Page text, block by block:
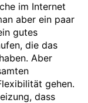
im Internet
aber ein paar
gutes
die das
Aber
gehen.
dass